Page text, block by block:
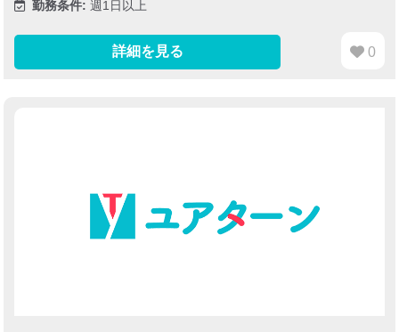
勤務条件: 週1日以上
詳細を見る 0